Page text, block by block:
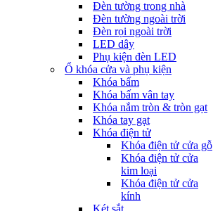
Đèn tường trong nhà
Đèn tường ngoài trời
Đèn rọi ngoài trời
LED dây
Phụ kiện đèn LED
Ổ khóa cửa và phụ kiện
Khóa bấm
Khóa bấm vân tay
Khóa nắm tròn & tròn gạt
Khóa tay gạt
Khóa điện tử
Khóa điện tử cửa gỗ
Khóa điện tử cửa
kim loại
Khóa điện tử cửa
kính
Két sắt